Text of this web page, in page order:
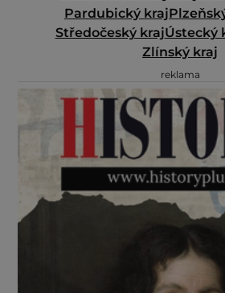
Pardubický kraj
Středočeský krajÚstecký
Zlínský kraj
reklama